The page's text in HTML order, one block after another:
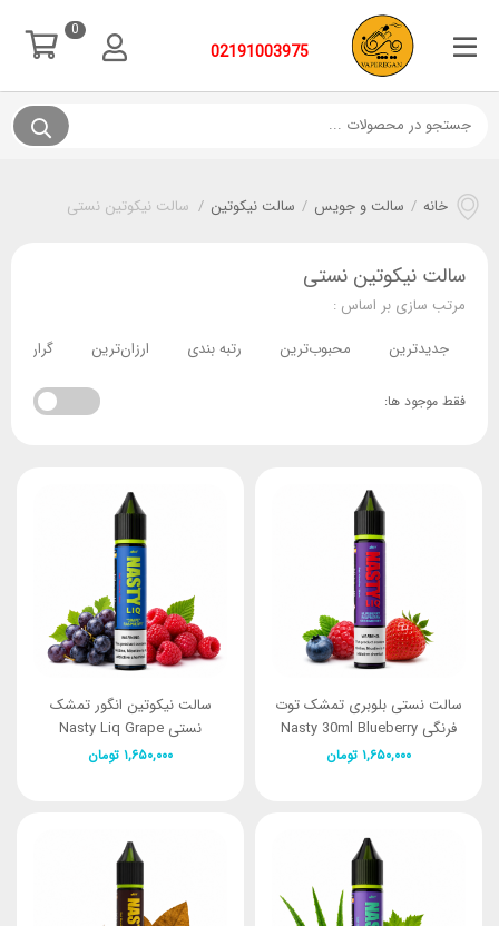
02191003975
0
خانه / سالت و جویس / سالت نیکوتین / سالت نیکوتین نستی
سالت نیکوتین نستی
مرتب سازی بر اساس :
جدیدترین
محبوب‌ترین رتبه بندی ارزان‌ترین
فقط موجود ها:
سالت نستی بلوبری تمشک توت
فرنگی Nasty 30ml Blueberry
raspberry strawberry
تومان ۱,۶۵۰,۰۰۰
سالت نیکوتین انگور تمشک
نستی Nasty Liq Grape
Raspberry 30m
تومان ۱,۶۵۰,۰۰۰